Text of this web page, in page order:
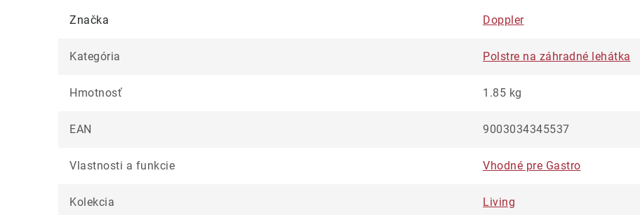
Značka Doppler
Kategória Polstre na záhradné lehátka
Hmotnosť 1.85 kg
EAN 9003034345537
Vlastnosti a funkcie Vhodné pre Gastro
Kolekcia Living